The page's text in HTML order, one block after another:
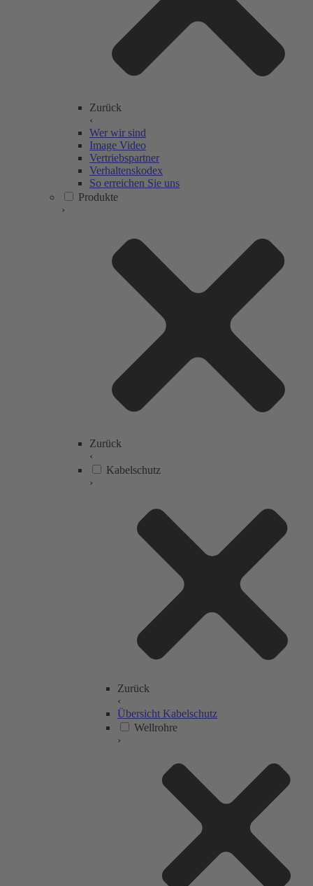
Zurück
‹
Wer wir sind
Image Video
Vertriebspartner
Verhaltenskodex
So erreichen Sie uns
Produkte
›
Zurück
‹
Kabelschutz
›
Zurück
‹
Übersicht Kabelschutz
Wellrohre
›